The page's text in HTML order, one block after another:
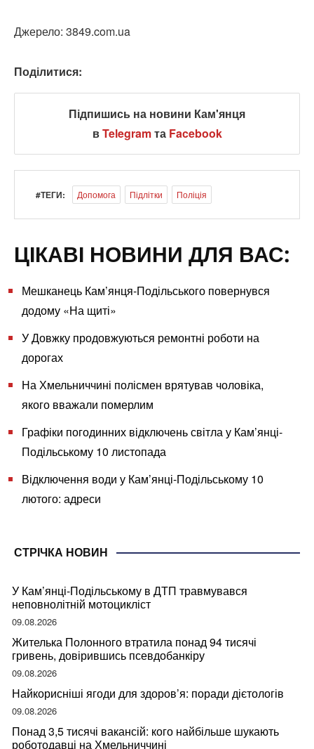
Джерело: 3849.com.ua
Поділитися:
Підпишись на новини Кам'янця
вTelegramта Facebook
#ТЕГИ: Допомога Підлітки Поліція
ЦІКАВІ НОВИНИ ДЛЯ ВАС:
Мешканець Кам’янця-Подільського повернувся
додому «На щиті»
У Довжку продовжуються ремонтні роботи на
дорогах
На Хмельниччині полісмен врятував чоловіка,
якого вважали померлим
Графіки погодинних відключень світла у Кам’янці-
Подільському 10 листопада
Відключення води у Кам’янці-Подільському 10
лютого: адреси
СТРІЧКА НОВИН
У Кам’янці-Подільському в ДТП травмувався
неповнолітній мотоцикліст
09.08.2026
Жителька Полонного втратила понад 94 тисячі
гривень, довірившись псевдобанкіру
09.08.2026
Найкорисніші ягоди для здоров’я: поради дієтологів
09.08.2026
Понад 3,5 тисячі вакансій: кого найбільше шукають
роботодавці на Хмельниччині